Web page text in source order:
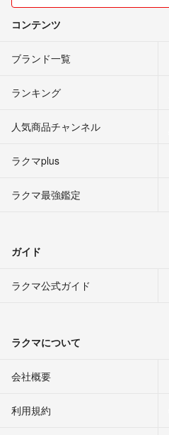
コンテンツ
ブランド一覧
ランキング
人気商品チャンネル
ラクマplus
ラクマ最強鑑定
ガイド
ラクマ公式ガイド
ラクマについて
会社概要
利用規約